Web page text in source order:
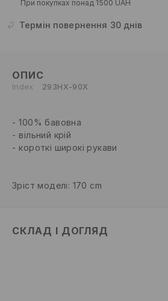
При покупках понад 1500 UAH
Термін повернення 30 днів
ОПИС
Index 293HX-90X
100% бавовна
вільний крій
короткі широкі рукави
Зріст моделі: 170 cm
СКЛАД І ДОГЛЯД